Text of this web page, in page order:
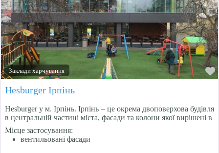
Заклади харчування
Hesburger Ірпінь
Hesburger у м. Ірпінь. Ірпінь – це окрема двоповерхова будівля
в центральній частині міста, фасади та колони якої вирішені в
Місце застосування:
вентильовані фасади